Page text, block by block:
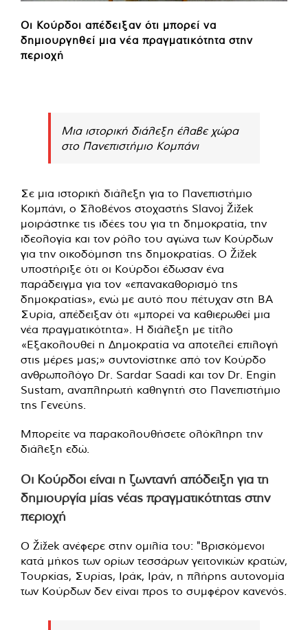
Οι Κούρδοι απέδειξαν ότι μπορεί να
δημιουργηθεί μια νέα πραγματικότητα στην
περιοχή
Μια ιστορική διάλεξη έλαβε χώρα
στο Πανεπιστήμιο Κομπάνι
Σε μια ιστορική διάλεξη για το Πανεπιστήμιο
Κομπάνι, ο Σλοβένος στοχαστής Slavoj Žižek
μοιράστηκε τις ιδέες του για τη δημοκρατία, την
ιδεολογία και τον ρόλο του αγώνα των Κούρδων
για την οικοδόμηση της δημοκρατίας. Ο Žižek
υποστήριξε ότι οι Κούρδοι έδωσαν ένα
παράδειγμα για τον «επανακαθορισμό της
δημοκρατίας», ενώ με αυτό που πέτυχαν στη ΒΑ
Συρία, απέδειξαν ότι «μπορεί να καθιερωθεί μια
νέα πραγματικότητα». Η διάλεξη με τίτλο
«Εξακολουθεί η Δημοκρατία να αποτελεί επιλογή
στις μέρες μας;» συντονίστηκε από τον Κούρδο
ανθρωπολόγο Dr. Sardar Saadi και τον Dr. Engin
Sustam, αναπληρωτή καθηγητή στο Πανεπιστήμιο
της Γενεύης.
Μπορείτε να παρακολουθήσετε ολόκληρη την
διάλεξη εδώ
Οι Κούρδοι είναι η ζωντανή απόδειξη για τη
δημιουργία μίας νέας πραγματικότητας στην
περιοχή
Ο Žižek ανέφερε στην ομιλία του: "Βρισκόμενοι
κατά μήκος των ορίων τεσσάρων γειτονικών κρατών,
Τουρκίας, Συρίας, Ιράκ, Ιράν, η πλήρης αυτονομία
των Κούρδων δεν είναι προς το συμφέρον κανενός.